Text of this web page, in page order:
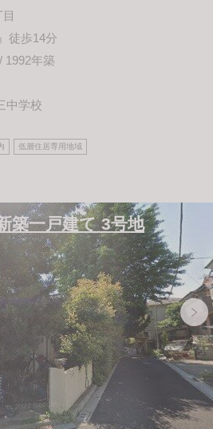
』徒歩14分
1992年築
中学校
低層住居専用地域
築一戸建て 3号地